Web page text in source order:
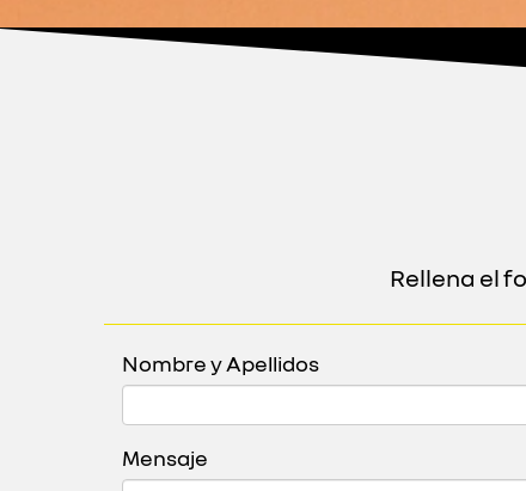
Rellena el
Nombre y Apellidos
Mensaje